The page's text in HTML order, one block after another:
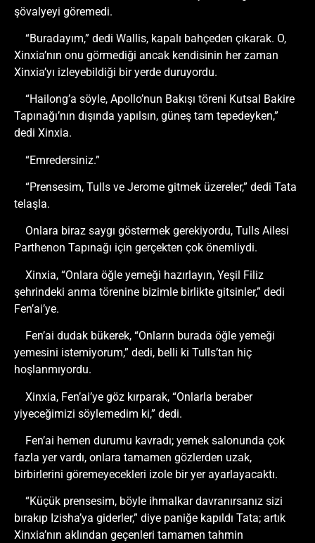
şövalyeyi göremedi.
“Buradayım,” dedi Wallis, kapalı bahçeden çıkarak. O,
Xinxia’nın onu görmediği ancak kendisinin her zaman
Xinxia’yı izleyebildiği bir yerde duruyordu.
“Hailong’a söyle, Apollo’nun Bakışı töreni Kutsal Bakire
Tapınağı’nın dışında yapılsın, güneş tam tepedeyken,”
dedi Xinxia.
“Emredersiniz.”
“Prensesim, Tulls ve Jerome gitmek üzereler,” dedi Tata
telaşla.
Onlara biraz saygı göstermek gerekiyordu, Tulls Ailesi
Parthenon Tapınağı için gerçekten çok önemliydi.
Xinxia, “Onlara öğle yemeği hazırlayın, Yeşil Filiz
şehrindeki anma törenine bizimle birlikte gitsinler,” dedi
Fen’ai’ye.
Fen’ai dudak bükerek, “Onların burada öğle yemeği
yemesini istemiyorum,” dedi, belli ki Tulls’tan hiç
hoşlanmıyordu.
Xinxia, Fen’ai’ye göz kırparak, “Onlarla beraber
yiyeceğimizi söylemedim ki,” dedi.
Fen’ai hemen durumu kavradı; yemek salonunda çok
fazla yer vardı, onlara tamamen gözlerden uzak,
birbirlerini göremeyecekleri izole bir yer ayarlayacaktı.
“Küçük prensesim, böyle ihmalkar davranırsanız sizi
bırakıp Izisha’ya giderler,” diye paniğe kapıldı Tata; artık
Xinxia’nın aklından geçenleri tamamen tahmin